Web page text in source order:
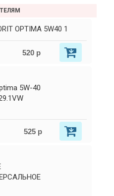
OPTIMA 5W40 1
520 р
5W-40
525 р